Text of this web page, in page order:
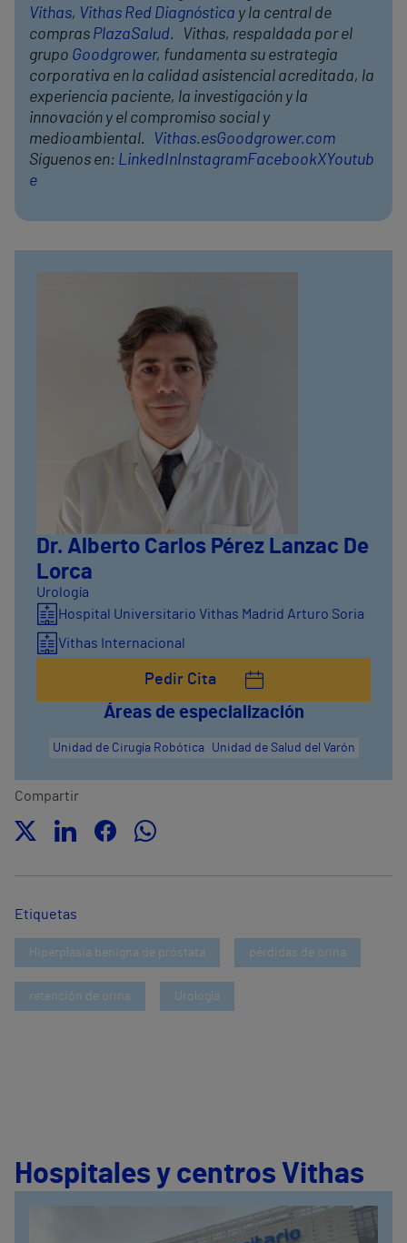
Vithas, Vithas Red Diagnóstica y la central de
compras PlazaSalud. Vithas, respaldada por el
grupo Goodgrower, fundamenta su estrategia
corporativa en la calidad asistencial acreditada, la
experiencia paciente, la investigación y la
innovación y el compromiso social y
medioambiental.
Vithas.esGoodgrower.com
Síguenos en: LinkedInInstagramFacebookXYoutub
e
Dr. Alberto Carlos Pérez Lanzac De
Lorca
Urología
Hospital Universitario Vithas Madrid Arturo Soria
Vithas Internacional
Pedir Cita
Áreas de especialización
Unidad de Cirugía Robótica Unidad de Salud del Varón
Compartir
Etiquetas
Hiperplasia benigna de próstata pérdidas de orina
retención de orina Urología
Hospitales y centros Vithas